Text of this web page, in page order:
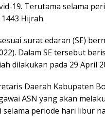
19. Terutama selama
Hijrah.
surat edaran (SE)
Dalam SE tersebut
dilakukan pada 29 April
Daerah Kabupaten
ASN yang akan
periode hari libur